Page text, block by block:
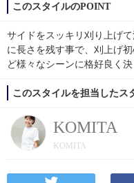
このスタイルのPOINT
サイドをスッキリ刈り上げ
に長さを残す事で、刈上げ
ど様々なシーンに格好良く決
このスタイルを担当したス
KOMITA
KOMITA